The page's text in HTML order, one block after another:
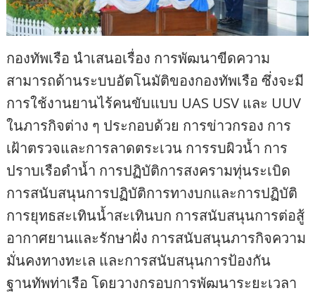
กองทัพเรือ นำเสนอเรื่อง การพัฒนาขีดความ
สามารถด้านระบบอัตโนมัติของกองทัพเรือ ซึ่งจะมี
การใช้งานยานไร้คนขับแบบ UAS USV และ UUV
ในภารกิจต่าง ๆ ประกอบด้วย การข่าวกรอง การ
เฝ้าตรวจและการลาดตระเวน การรบผิวน้ำ การ
ปราบเรือดำน้ำ การปฏิบัติการสงครามทุ่นระเบิด
การสนับสนุนการปฏิบัติการทางบกและการปฏิบัติ
การยุทธสะเทินน้ำสะเทินบก การสนับสนุนการต่อสู้
อากาศยานและรักษาฝั่ง การสนับสนุนภารกิจความ
มั่นคงทางทะเล และการสนับสนุนการป้องกัน
ฐานทัพท่าเรือ โดยวางกรอบการพัฒนาระยะเวลา